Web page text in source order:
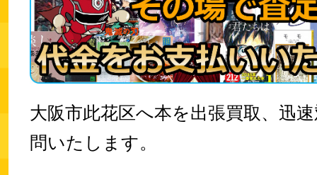
大阪市此花区へ本を出張買取、迅
問いたします。